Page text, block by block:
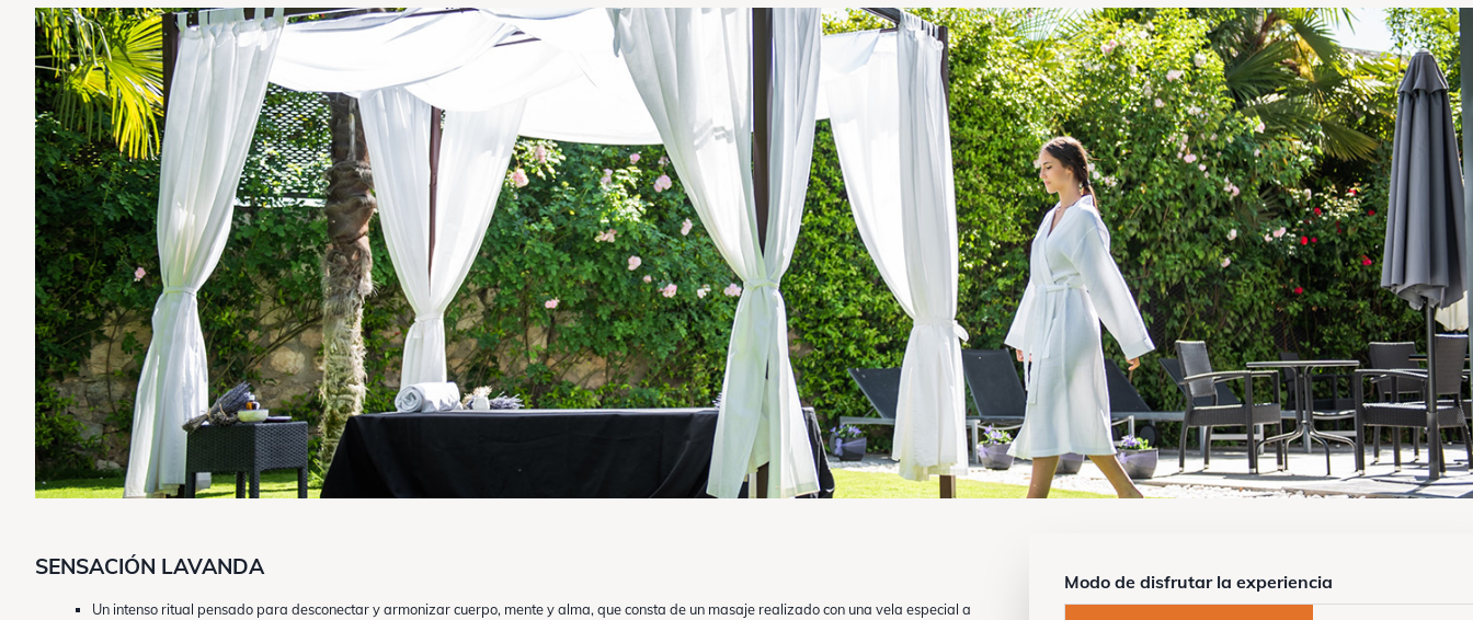
SENSACIÓN LAVANDA
Un intenso ritual pensado para desconectar y armonizar cuerpo, mente y alma, que consta de un masaje realizado con una vela especial a
Modo de disfrutar la experiencia